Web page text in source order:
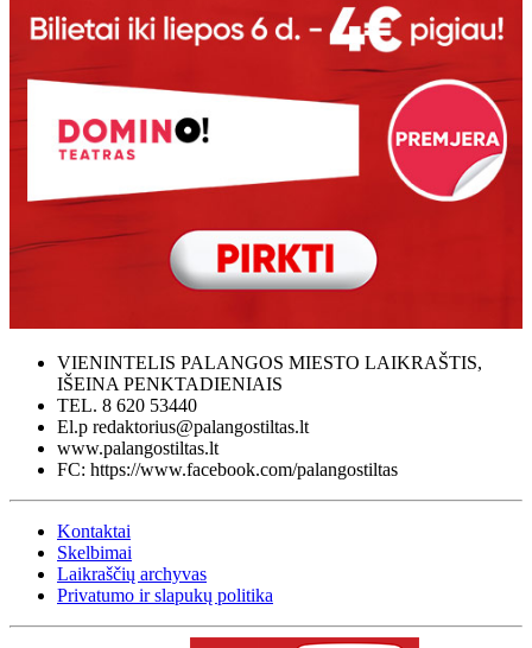
VIENINTELIS PALANGOS MIESTO LAIKRAŠTIS,
IŠEINA PENKTADIENIAIS
TEL. 8 620 53440
El.p redaktorius@palangostiltas.lt
www.palangostiltas.lt
FC: https://www.facebook.com/palangostiltas
Kontaktai
Skelbimai
Laikraščių archyvas
Privatumo ir slapukų politika